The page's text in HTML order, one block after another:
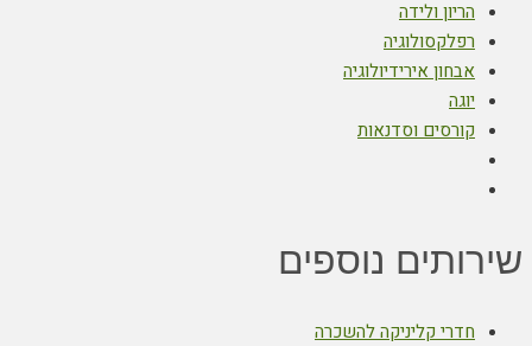
הריון ולידה
רפלקסולוגיה
אבחון אירידיולוגיה
יוגה
קורסים וסדנאות
שירותים נוספים
חדרי קליניקה להשכרה